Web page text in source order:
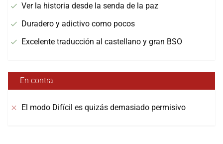
Ver la historia desde la senda de la paz
Duradero y adictivo como pocos
Excelente traducción al castellano y gran BSO
En contra
El modo Difícil es quizás demasiado permisivo